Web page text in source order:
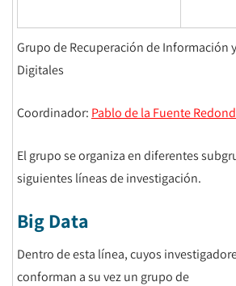
Grupo de Recuperación de Información
Digitales
Coordinador: Pablo de la Fuente
El grupo se organiza en diferentes
siguientes líneas de investigación.
Big Data
Dentro de esta línea, cuyos
conforman a su vez un grupo de